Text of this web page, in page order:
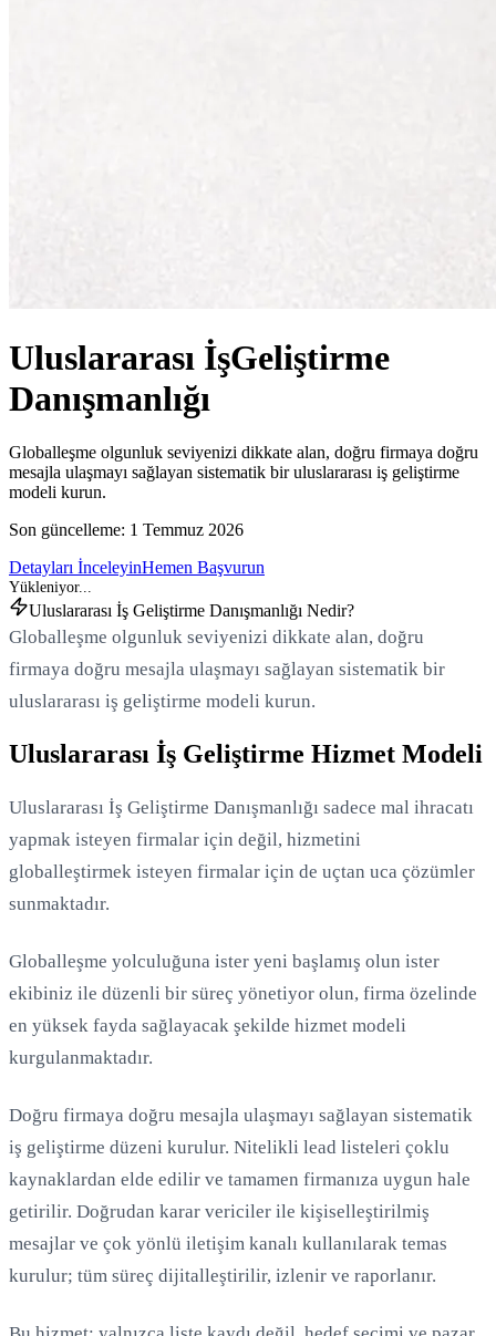
Uluslararası İşGeliştirme
Danışmanlığı
Globalleşme olgunluk seviyenizi dikkate alan, doğru firmaya doğru
mesajla ulaşmayı sağlayan sistematik bir uluslararası iş geliştirme
modeli kurun.
Son güncelleme: 1 Temmuz 2026
Detayları İnceleyinHemen Başvurun
Yükleniyor...
Uluslararası İş Geliştirme Danışmanlığı Nedir?
Globalleşme olgunluk seviyenizi dikkate alan, doğru
firmaya doğru mesajla ulaşmayı sağlayan sistematik bir
uluslararası iş geliştirme modeli kurun.
Uluslararası İş Geliştirme Hizmet Modeli
Uluslararası İş Geliştirme Danışmanlığı sadece mal ihracatı
yapmak isteyen firmalar için değil, hizmetini
globalleştirmek isteyen firmalar için de uçtan uca çözümler
sunmaktadır.
Globalleşme yolculuğuna ister yeni başlamış olun ister
ekibiniz ile düzenli bir süreç yönetiyor olun, firma özelinde
en yüksek fayda sağlayacak şekilde hizmet modeli
kurgulanmaktadır.
Doğru firmaya doğru mesajla ulaşmayı sağlayan sistematik
iş geliştirme düzeni kurulur. Nitelikli lead listeleri çoklu
kaynaklardan elde edilir ve tamamen firmanıza uygun hale
getirilir. Doğrudan karar vericiler ile kişiselleştirilmiş
mesajlar ve çok yönlü iletişim kanalı kullanılarak temas
kurulur; tüm süreç dijitalleştirilir, izlenir ve raporlanır.